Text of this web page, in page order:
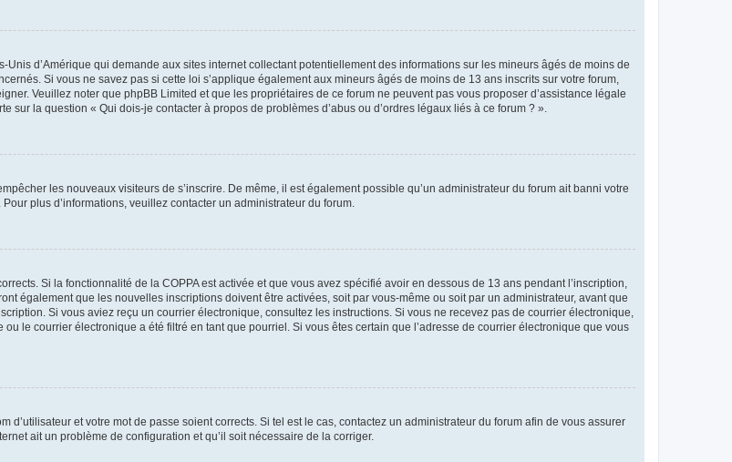
d’Amérique qui demande aux sites internet collectant potentiellement des informations sur les mineurs âgés de moins de
Si vous ne savez pas si cette loi s’applique également aux mineurs âgés de moins de 13 ans inscrits sur votre forum,
Veuillez noter que phpBB Limited et que les propriétaires de ce forum ne peuvent pas vous proposer d’assistance légale
sur la question « Qui dois-je contacter à propos de problèmes d’abus ou d’ordres légaux liés à ce forum ? ».
les nouveaux visiteurs de s’inscrire. De même, il est également possible qu’un administrateur du forum ait banni votre
plus d’informations, veuillez contacter un administrateur du forum.
Si la fonctionnalité de la COPPA est activée et que vous avez spécifié avoir en dessous de 13 ans pendant l’inscription,
également que les nouvelles inscriptions doivent être activées, soit par vous-même ou soit par un administrateur, avant que
Si vous aviez reçu un courrier électronique, consultez les instructions. Si vous ne recevez pas de courrier électronique,
le courrier électronique a été filtré en tant que pourriel. Si vous êtes certain que l’adresse de courrier électronique que vous
d’utilisateur et votre mot de passe soient corrects. Si tel est le cas, contactez un administrateur du forum afin de vous assurer
ait un problème de configuration et qu’il soit nécessaire de la corriger.